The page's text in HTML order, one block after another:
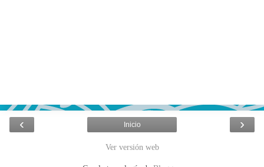
‹ ›
Inicio
Ver versión web